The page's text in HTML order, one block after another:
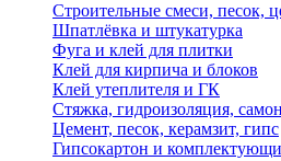
Строительные смеси, песок,
Шпатлёвка и штукатурка
Фуга и клей для плитки
Клей для кирпича и блоков
Клей утеплителя и ГК
Стяжка, гидроизоляция,
Цемент, песок, керамзит, гипс
Гипсокартон и